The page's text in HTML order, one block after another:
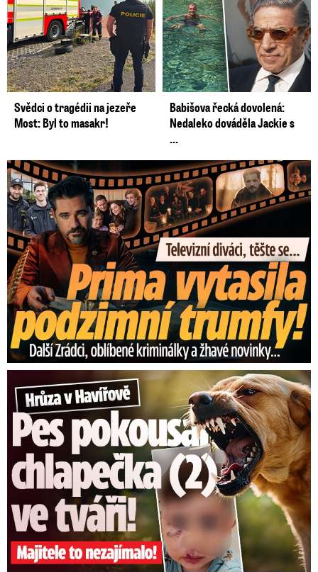
Svědci o tragédii na jezeře
Most: Byl to masakr!
Babišova řecká dovolená:
Nedaleko dováděla Jackie s
...
Prima vytasila podzimní trumfy! Další Zrádci a žhavé novinky
Hrůza v Havířově: Pes pokousal chlapečka (2) ve tváři!